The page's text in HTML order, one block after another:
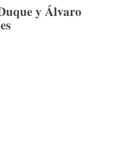
y Álvaro